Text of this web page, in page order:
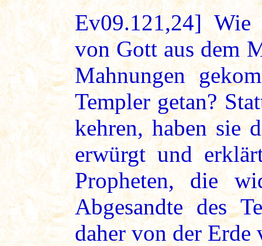
Ev09.121,24] Wie
von Gott aus dem
Mahnungen
Templer getan?
kehren, haben sie
erwürgt und
Propheten, die
Abgesandte des
daher von der Erde